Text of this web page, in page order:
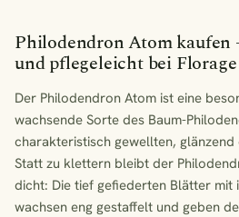
Philodendron Atom kaufen
und pflegeleicht bei Florage
Der Philodendron Atom ist eine
wachsende Sorte des Baum-
charakteristisch gewellten,
Statt zu klettern bleibt der
dicht: Die tief gefiederten Blätter mit
wachsen eng gestaffelt und geben